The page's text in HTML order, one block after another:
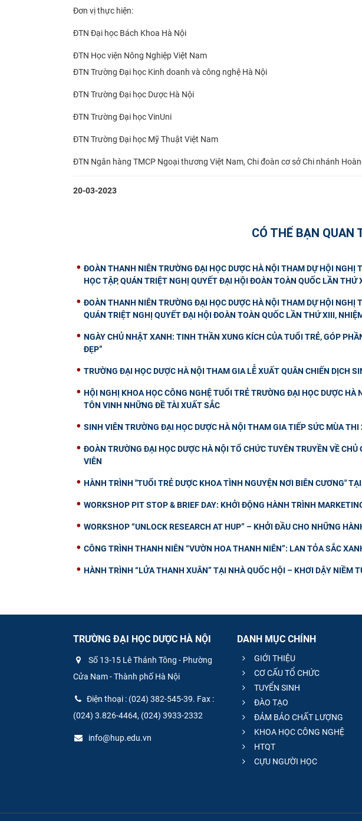
Đơn vị thực hiện:
ĐTN Đại học Bách Khoa Hà Nội
ĐTN Học viện Nông Nghiệp Việt Nam
ĐTN Trường Đại học Kinh doanh và công nghệ Hà Nội
ĐTN Trường Đại học Dược Hà Nội
ĐTN Trường Đại học VinUni
ĐTN Trường Đại học Mỹ Thuật Việt Nam
ĐTN Ngân hàng TMCP Ngoại thương Việt Nam, Chi đoàn cơ sở Chi nhánh
20-03-2023
CÓ THỂ BẠN QUAN
ĐOÀN THANH NIÊN TRƯỜNG ĐẠI HỌC DƯỢC HÀ NỘI THAM DỰ HỘI NGHỊ
HỌC TẬP, QUÁN TRIỆT NGHỊ QUYẾT ĐẠI HỘI ĐOÀN TOÀN QUỐC LẦN
ĐOÀN THANH NIÊN TRƯỜNG ĐẠI HỌC DƯỢC HÀ NỘI THAM DỰ HỘI NGHỊ
QUÁN TRIỆT NGHỊ QUYẾT ĐẠI HỘI ĐOÀN TOÀN QUỐC LẦN THỨ XIII,
NGÀY CHỦ NHẬT XANH: TINH THẦN XUNG KÍCH CỦA TUỔI TRẺ, GÓP
ĐẸP”
TRƯỜNG ĐẠI HỌC DƯỢC HÀ NỘI THAM GIA LỄ XUẤT QUÂN CHIẾN DỊCH
HỘI NGHỊ KHOA HỌC CÔNG NGHỆ TUỔI TRẺ TRƯỜNG ĐẠI HỌC DƯỢC
TÔN VINH NHỮNG ĐỀ TÀI XUẤT SẮC
SINH VIÊN TRƯỜNG ĐẠI HỌC DƯỢC HÀ NỘI THAM GIA TIẾP SỨC MÙA THI
ĐOÀN TRƯỜNG ĐẠI HỌC DƯỢC HÀ NỘI TỔ CHỨC TUYÊN TRUYỀN VỀ
VIÊN
HÀNH TRÌNH "TUỔI TRẺ DƯỢC KHOA TÌNH NGUYỆN NƠI BIÊN CƯƠNG"
WORKSHOP PIT STOP & BRIEF DAY: KHỞI ĐỘNG HÀNH TRÌNH
WORKSHOP “UNLOCK RESEARCH AT HUP” – KHỞI ĐẦU CHO NHỮNG
CÔNG TRÌNH THANH NIÊN “VƯỜN HOA THANH NIÊN”: LAN TỎA SẮC
HÀNH TRÌNH “LỬA THANH XUÂN” TẠI NHÀ QUỐC HỘI – KHƠI DẬY NIỀM
TRƯỜNG ĐẠI HỌC DƯỢC HÀ NỘI
Số 13-15 Lê Thánh Tông - Phường
Cửa Nam - Thành phố Hà Nội
Điện thoại : (024) 382-545-39. Fax :
(024) 3.826-4464, (024) 3933-2332
info@hup.edu.vn
DANH MỤC CHÍNH
GIỚI THIỆU
CƠ CẤU TỔ CHỨC
TUYỂN SINH
ĐÀO TẠO
ĐẢM BẢO CHẤT LƯỢNG
KHOA HỌC CÔNG NGHỆ
HTQT
CỰU NGƯỜI HỌC